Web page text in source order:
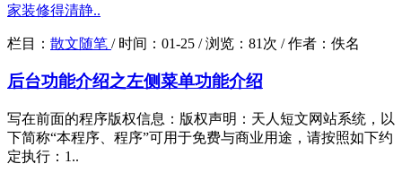
家装修得清静..
栏目： 散文随笔 / 时间： 01-25 /浏览： 81次 /作者： 佚名
后台功能介绍之左侧菜单功能介绍
写在前面的程序版权信息：版权声明：天人短文网站系统，以
下简称“本程序、程序”可用于免费与商业用途，请按照如下约
定执行：1..